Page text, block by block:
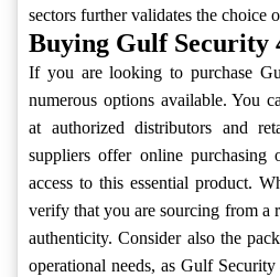
sectors further validates the choice
Buying Gulf Security
If you are looking to purchase
numerous options available. You
at authorized distributors and
suppliers offer online purchasing
access to this essential product.
verify that you are sourcing from a
authenticity. Consider also the
operational needs, as Gulf